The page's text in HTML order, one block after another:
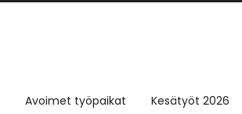
Avoimet työpaikat Kesätyöt 2026